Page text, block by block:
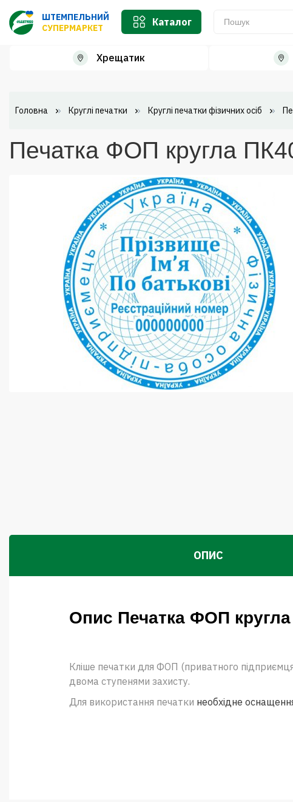
ШТЕМПЕЛЬНИЙ
СУПЕРМАРКЕТ
Каталог
Хрещатик
Головна Круглі печатки Круглі печатки фізичних осіб
Печатка ФОП кругла
ОПИС
Опис Печатка ФОП
Кліше печатки для ФОП (приватного
двома ступенями захисту.
Для використання печатки необхідне